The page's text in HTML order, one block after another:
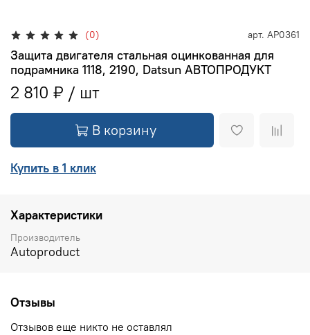
(0) арт. АР0361
Защита двигателя стальная оцинкованная для
подрамника 1118, 2190, Datsun АВТОПРОДУКТ
2 810 ₽
В корзину
Купить в 1 клик
Характеристики
Производитель
Autoproduct
Отзывы
Отзывов еще никто не оставлял